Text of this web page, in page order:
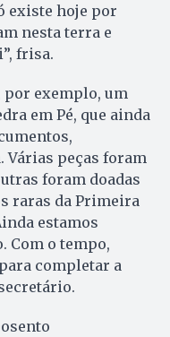
existe hoje por
nesta terra e
frisa.
exemplo, um
em Pé, que ainda
Várias peças foram
foram doadas
raras da Primeira
estamos
Com o tempo,
completar a